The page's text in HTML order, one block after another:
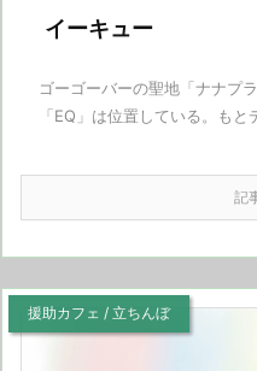
イーキュー
ゴーゴーバーの聖地「ナナプ
「EQ」は位置している。もと
記
援助カフェ / 立ちんぼ